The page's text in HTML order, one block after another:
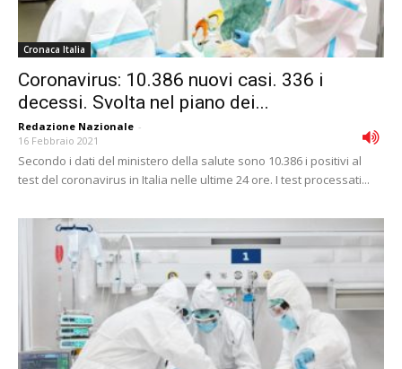
Cronaca Italia
Coronavirus: 10.386 nuovi casi. 336 i
decessi. Svolta nel piano dei...
Redazione Nazionale -
16 Febbraio 2021
Secondo i dati del ministero della salute sono 10.386 i positivi al
test del coronavirus in Italia nelle ultime 24 ore. I test processati...